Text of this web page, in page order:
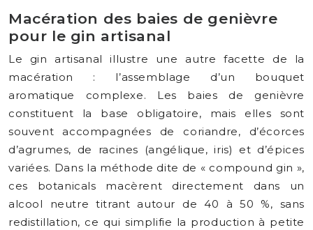
Macération des baies de genièvre
pour le gin artisanal
Le gin artisanal illustre une autre facette de la
macération : l’assemblage d’un bouquet
aromatique complexe. Les baies de genièvre
constituent la base obligatoire, mais elles sont
souvent accompagnées de coriandre, d’écorces
d’agrumes, de racines (angélique, iris) et d’épices
variées. Dans la méthode dite de « compound gin »,
ces botanicals macèrent directement dans un
alcool neutre titrant autour de 40 à 50 %, sans
redistillation, ce qui simplifie la production à petite